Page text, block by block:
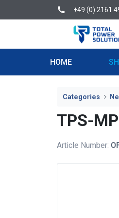
+49 (0) 2161
HOME
Categories
TPS-
Article Number: